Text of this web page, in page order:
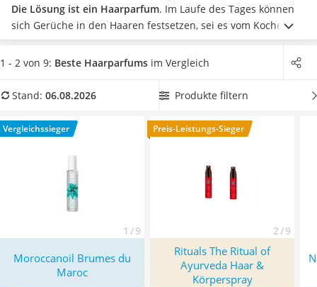
Magnesiumpräparat
Katzenklappe
Nackenmassagegerät
Zeckenschutz Katze
Philips-Sonicare-Zahnbürste
Mineralfutter Pferd
Massagegerät
Die Lösung ist ein Haarparfum. Im Laufe des Tages können
sich Gerüche in den Haaren festsetzen, sei es vom Kochen
oder anderen Umwelteinflüssen. Tests im Internet zeigen,
dass Sie dem mit guten Gerüchen im Haar erfolgreich
dem richtigen Duft für Sie,
damit Ihre Haare den ganzen Tag
glänzend aussehen.
Überzeugt hat uns hier im August 2026
besonders das Modell
Moroccanoil Brumes du Maroc
seinen Eigenschaften.
1 - 2 von 9: Beste Haarparfums im Vergleich
Stand: 06.08.2026 Produkte filtern
Vergleichssieger
1 / 9
Preis-Leistungs-Sieger
2 / 9
Moroccanoil Brumes du
Maroc
Rituals The Ritual of
Ayurveda Haar &
Körperspray